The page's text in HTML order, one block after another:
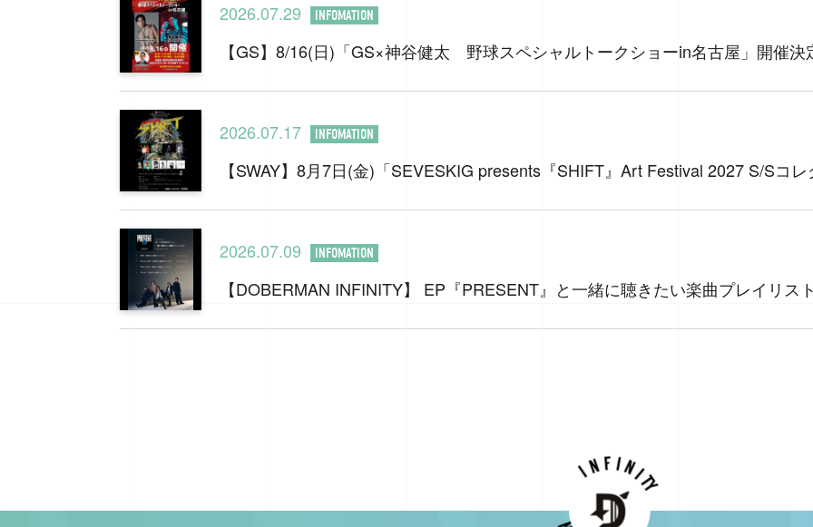
2026.07.29 INFOMATION
【GS】8/16(日)「GS×神谷健太 野球スペシャルトークショーin名古屋」開催決
2026.07.17 INFOMATION
【SWAY】8月7日(金)「SEVESKIG presents『SHIFT』Art Festival 2027 S/Sコ
2026.07.09 INFOMATION
【DOBERMAN INFINITY】 EP『PRESENT』と一緒に聴きたい楽曲プレイリス